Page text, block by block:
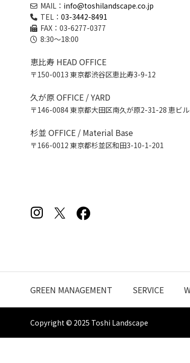
MAIL： info@toshilandscape.co.jp
TEL： 03-3442-8491
FAX：03-6277-0377
8:30～18:00
恵比寿 HEAD OFFICE
〒150-0013 東京都渋谷区恵比寿3-9-12
久が原 OFFICE / YARD
〒146-0084 東京都大田区南久が原2-31-28 恵ビ
杉並 OFFICE / Material Base
〒166-0012 東京都杉並区和田3-10-1-201
GREEN MANAGEMENT SERVICE
Copyright © 2025 Toshi Landscape